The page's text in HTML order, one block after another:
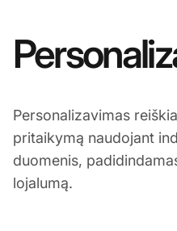
Personalizavimas
pritaikymą naudojant
duomenis,
lojalumą.